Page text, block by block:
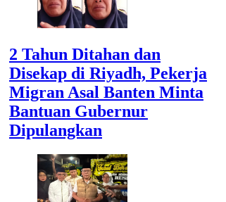
2 Tahun Ditahan dan
Disekap di Riyadh, Pekerja
Migran Asal Banten Minta
Bantuan Gubernur
Dipulangkan